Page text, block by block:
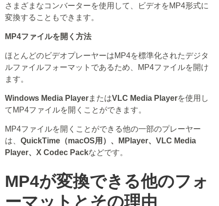
さまざまなコンバーターを使用して、ビデオをMP4形式に
変換することもできます。
MP4ファイルを開く方法
ほとんどのビデオプレーヤーはMP4を標準化されたデジタ
ルファイルフォーマットであるため、MP4ファイルを開け
ます。
Windows Media PlayerまたはVLC Media Playerを使用し
てMP4ファイルを開くことができます。
MP4ファイルを開くことができる他の一部のプレーヤー
は、 QuickTime（macOS用）、MPlayer、VLC Media
Player、X Codec Packなどです。
MP4が変換できる他のフォ
ーマットとその理由